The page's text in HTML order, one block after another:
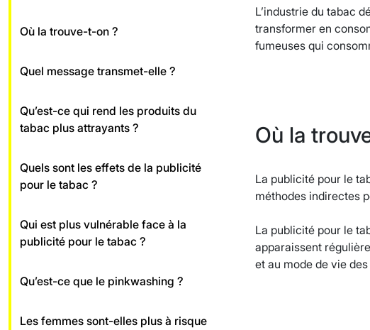
Où la trouve-t-on ?
Quel message transmet-elle ?
Qu’est-ce qui rend les produits du
tabac plus attrayants ?
Quels sont les effets de la publicité
pour le tabac ?
Qui est plus vulnérable face à la
publicité pour le tabac ?
Qu’est-ce que le pinkwashing ?
Les femmes sont-elles plus à risque
L’industrie du tabac
transformer en
fumeuses qui
Où la
La publicité pour le
méthodes indirectes
La publicité pour le
apparaissent
et au mode de vie